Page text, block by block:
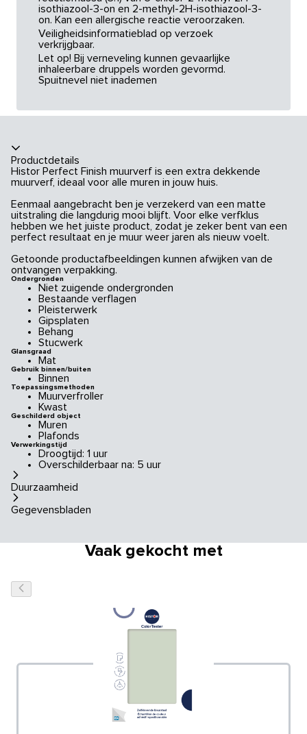
isothiazool-3-on en 2-methyl-2H-isothiazool-3-
on. Kan een allergische reactie veroorzaken.
Veiligheidsinformatieblad op verzoek
verkrijgbaar.
Let op! Bij verneveling kunnen gevaarlijke
inhaleerbare druppels worden gevormd.
Spuitnevel niet inademen
Productdetails
Histor Perfect Finish muurverf is een extra dekkende
muurverf, ideaal voor alle muren in jouw huis.
Eenmaal aangebracht ben je verzekerd van een matte
uitstraling die langdurig mooi blijft. Voor elke verfklus
hebben we het juiste product, zodat je zeker bent van een
perfect resultaat en je muur weer jaren als nieuw voelt.
Getoonde productafbeeldingen kunnen afwijken van de
ontvangen verpakking.
Ondergronden
Niet zuigende ondergronden
Bestaande verflagen
Pleisterwerk
Gipsplaten
Behang
Stucwerk
Glansgraad
Mat
Gebruik binnen/buiten
Binnen
Toepassingsmethoden
Muurverfroller
Kwast
Geschilderd object
Muren
Plafonds
Verwerkingstijd
Droogtijd: 1 uur
Overschilderbaar na: 5 uur
Duurzaamheid
Gegevensbladen
Vaak gekocht met